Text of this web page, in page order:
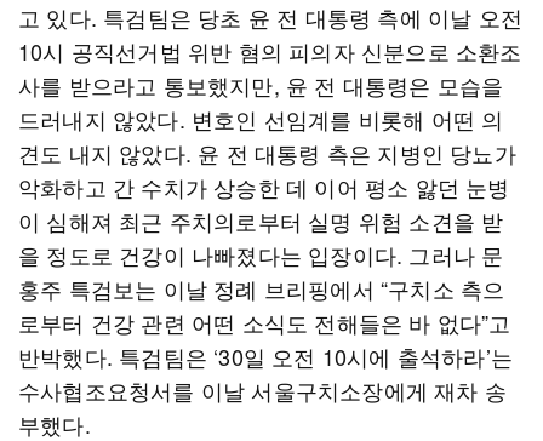
고 있다. 특검팀은 당초 윤 전 대통령 측에 이날 오전
10시 공직선거법 위반 혐의 피의자 신분으로 소환조
사를 받으라고 통보했지만, 윤 전 대통령은 모습을
드러내지 않았다. 변호인 선임계를 비롯해 어떤 의
견도 내지 않았다. 윤 전 대통령 측은 지병인 당뇨가
악화하고 간 수치가 상승한 데 이어 평소 앓던 눈병
이 심해져 최근 주치의로부터 실명 위험 소견을 받
을 정도로 건강이 나빠졌다는 입장이다. 그러나 문
홍주 특검보는 이날 정례 브리핑에서 “구치소 측으
로부터 건강 관련 어떤 소식도 전해들은 바 없다”고
반박했다. 특검팀은 ‘30일 오전 10시에 출석하라’는
수사협조요청서를 이날 서울구치소장에게 재차 송
부했다.